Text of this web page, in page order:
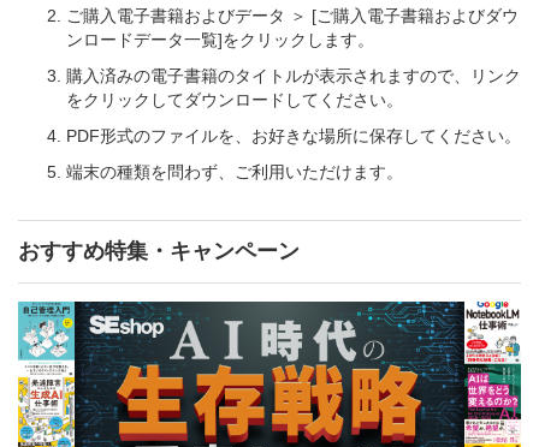
ご購入電子書籍およびデータ ＞ [ご購入電子書籍およびダウ
ンロードデータ一覧]をクリックします。
購入済みの電子書籍のタイトルが表示されますので、リンク
をクリックしてダウンロードしてください。
PDF形式のファイルを、お好きな場所に保存してください。
端末の種類を問わず、ご利用いただけます。
おすすめ特集・キャンペーン